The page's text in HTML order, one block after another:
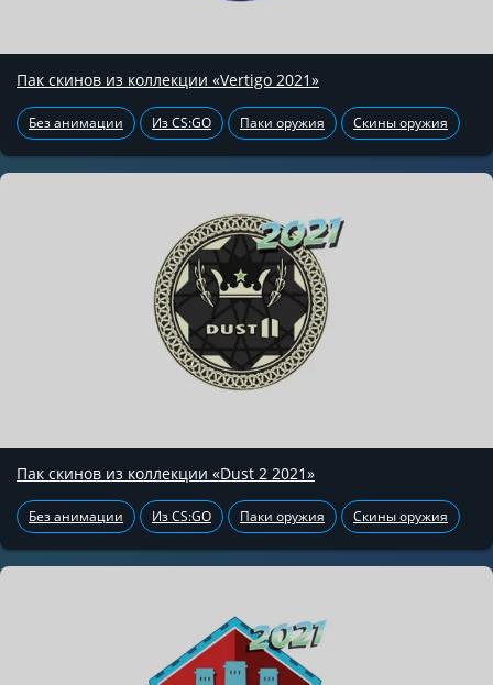
Пак скинов из коллекции «Vertigo 2021»
Без анимации Из CS:GO Паки оружия Скины оружия
Пак скинов из коллекции «Dust 2 2021»
Без анимации Из CS:GO Паки оружия Скины оружия